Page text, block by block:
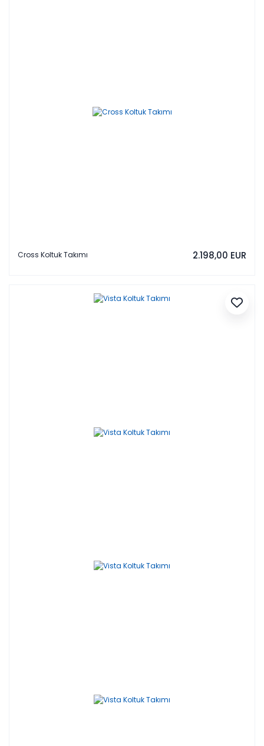
Cross Koltuk Takımı 2.198,00 EUR